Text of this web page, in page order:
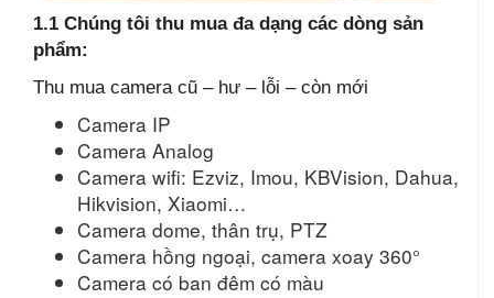
1.1 Chúng tôi thu mua đa dạng các dòng sản
phẩm:
Thu mua camera cũ – hư – lỗi – còn mới
Camera IP
Camera Analog
Camera wifi: Ezviz, Imou, KBVision, Dahua,
Hikvision, Xiaomi…
Camera dome, thân trụ, PTZ
Camera hồng ngoại, camera xoay 360°
Camera có ban đêm có màu